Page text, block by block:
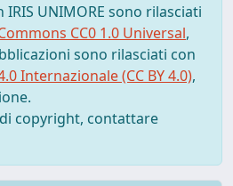
UNIMORE sono rilasciati
CC0 1.0 Universal,
sono rilasciati con
Internazionale (CC BY 4.0),
copyright, contattare